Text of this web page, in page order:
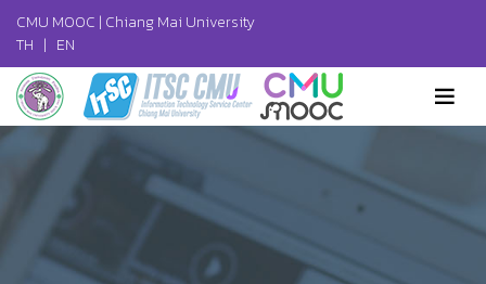
CMU MOOC | Chiang Mai University
TH | EN